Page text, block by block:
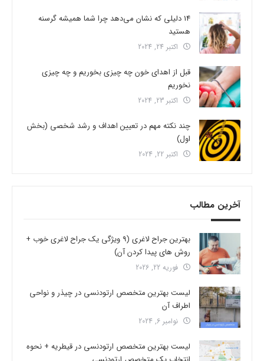
14 دلیلی که نشان می‌دهد چرا شما همیشه گرسنه
هستید
اکتبر 24, 2024
قبل از اهدای خون چه چیزی بخوریم و چه چیزی
نخوریم
اکتبر 23, 2024
چند نکته مهم در تعیین اهداف و رشد شخصی (بخش
اول)
اکتبر 22, 2024
آخرین مطالب
بهترین جراح لاغری (9 ویژگی یک جراح لاغری خوب +
روش های پیدا کردن آن)
فوریه 22, 2026
لیست بهترین متخصص ارتودنسی در چیذر و نواحی
اطراف آن
نوامبر 6, 2024
لیست بهترین متخصص ارتودنسی در قیطریه + نحوه